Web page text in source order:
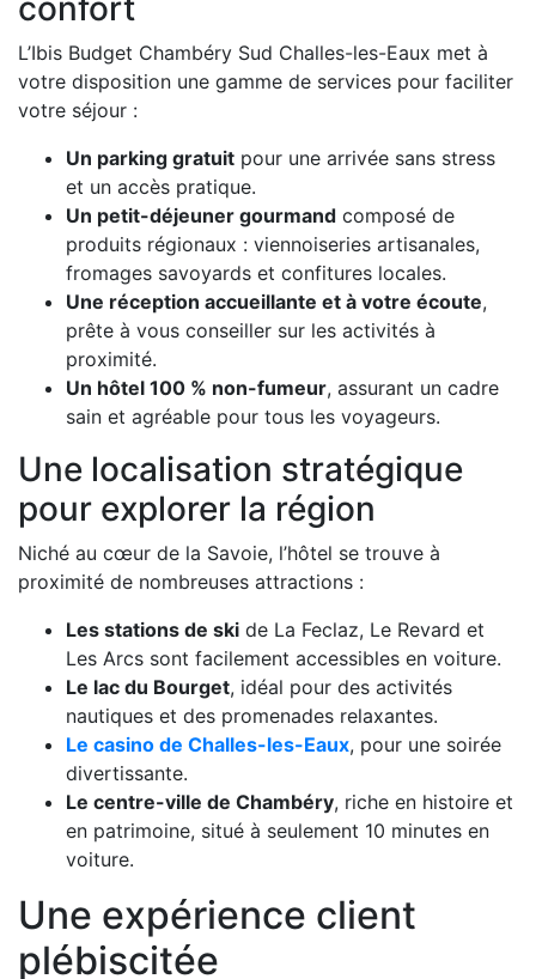
confort
L’Ibis Budget Chambéry Sud Challes-les-Eaux met à
votre disposition une gamme de services pour faciliter
votre séjour :
Un parking gratuit pour une arrivée sans stress
et un accès pratique.
Un petit-déjeuner gourmand composé de
produits régionaux : viennoiseries artisanales,
fromages savoyards et confitures locales.
Une réception accueillante et à votre écoute,
prête à vous conseiller sur les activités à
proximité.
Un hôtel 100 % non-fumeur, assurant un cadre
sain et agréable pour tous les voyageurs.
Une localisation stratégique
pour explorer la région
Niché au cœur de la Savoie, l’hôtel se trouve à
proximité de nombreuses attractions :
Les stations de ski de La Feclaz, Le Revard et
Les Arcs sont facilement accessibles en voiture.
Le lac du Bourget, idéal pour des activités
nautiques et des promenades relaxantes.
Le casino de Challes-les-Eaux, pour une soirée
divertissante.
Le centre-ville de Chambéry, riche en histoire et
en patrimoine, situé à seulement 10 minutes en
voiture.
Une expérience client
plébiscitée